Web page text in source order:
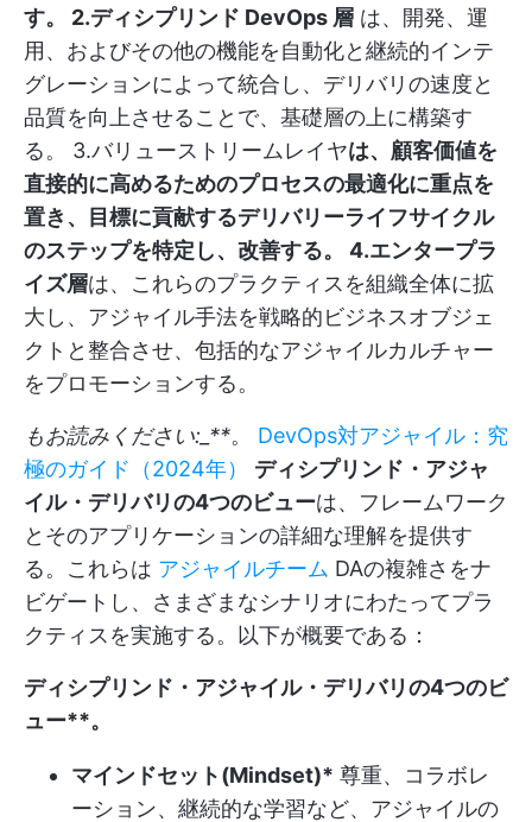
す。 2.ディシプリンド DevOps 層 は、開発、運
用、およびその他の機能を自動化と継続的インテ
グレーションによって統合し、デリバリの速度と
品質を向上させることで、基礎層の上に構築す
る。 3.バリューストリームレイヤは、顧客価値を
直接的に高めるためのプロセスの最適化に重点を
置き、目標に貢献するデリバリーライフサイクル
のステップを特定し、改善する。 4.エンタープラ
イズ層は、これらのプラクティスを組織全体に拡
大し、アジャイル手法を戦略的ビジネスオブジェ
クトと整合させ、包括的なアジャイルカルチャー
をプロモーションする。
もお読みください:_**。 DevOps対アジャイル：究
極のガイド（2024年）
ディシプリンド・アジャ
イル・デリバリの4つのビューは、フレームワーク
とそのアプリケーションの詳細な理解を提供す
る。これらは アジャイルチーム DAの複雑さをナ
ビゲートし、さまざまなシナリオにわたってプラ
クティスを実施する。以下が概要である：
ディシプリンド・アジャイル・デリバリの4つのビ
ュー**。
マインドセット(Mindset)* 尊重、コラボレ
ーション、継続的な学習など、アジャイルの